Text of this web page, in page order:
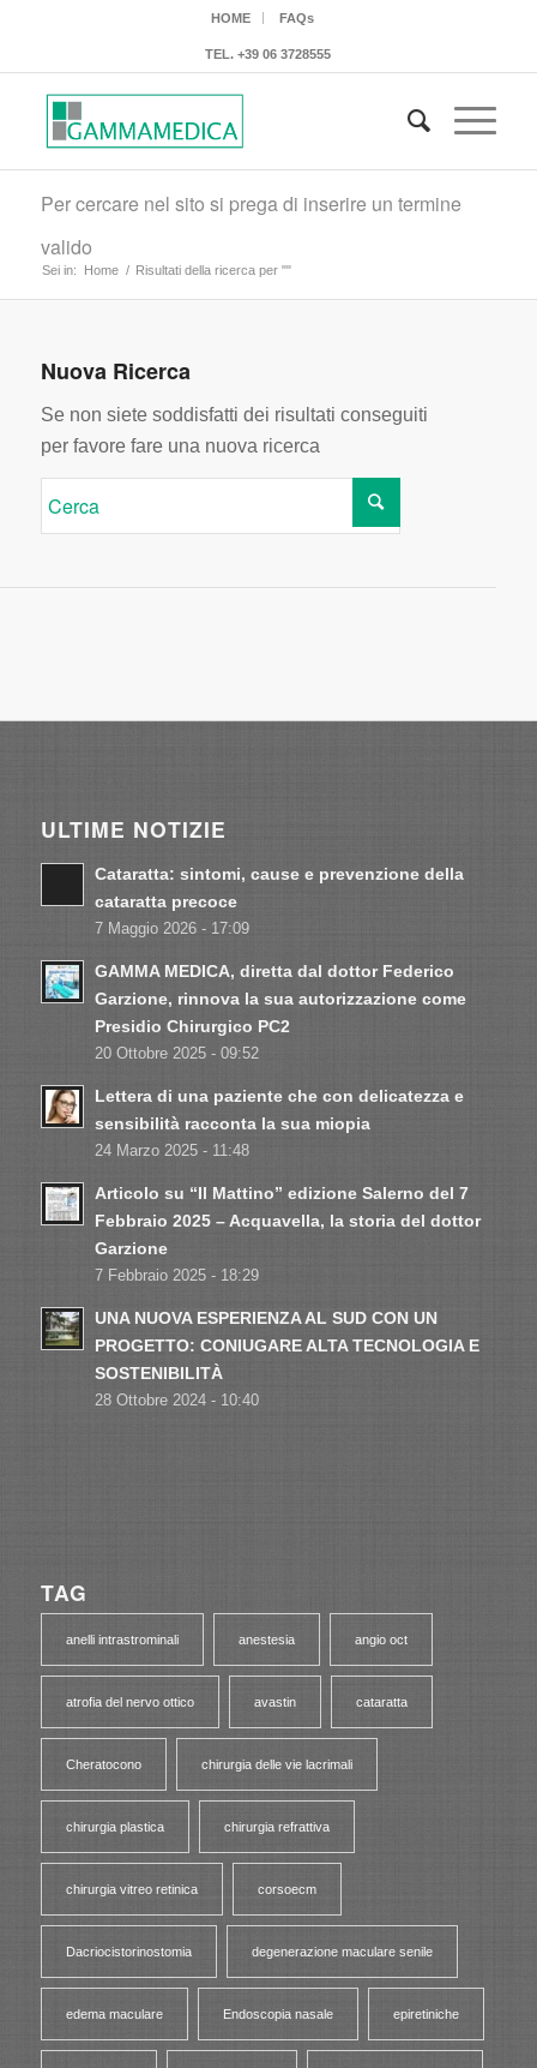
HOME FAQs
TEL.+39 06 3728555
Per cercare nel sito si prega di inserire un termine
valido
Sei in: Home / Risultati della ricerca per ""
Nuova Ricerca
Se non siete soddisfatti dei risultati conseguiti
per favore fare una nuova ricerca
ULTIME NOTIZIE
Cataratta: sintomi, cause e prevenzione della
cataratta precoce
7 Maggio 2026 - 17:09
GAMMA MEDICA, diretta dal dottor Federico
Garzione, rinnova la sua autorizzazione come
Presidio Chirurgico PC2
20 Ottobre 2025 - 09:52
Lettera di una paziente che con delicatezza e
sensibilità racconta la sua miopia
24 Marzo 2025 - 11:48
Articolo su “Il Mattino” edizione Salerno del 7
Febbraio 2025 – Acquavella, la storia del dottor
Garzione
7 Febbraio 2025 - 18:29
UNA NUOVA ESPERIENZA AL SUD CON UN
PROGETTO: CONIUGARE ALTA TECNOLOGIA E
SOSTENIBILITÀ
28 Ottobre 2024 - 10:40
TAG
anelli intrastrominali anestesia angio oct
atrofia del nervo ottico avastin cataratta
Cheratocono chirurgia delle vie lacrimali
chirurgia plastica chirurgia refrattiva
chirurgia vitreo retinica corsoecm
Dacriocistorinostomia degenerazione maculare senile
edema maculare Endoscopia nasale epiretiniche